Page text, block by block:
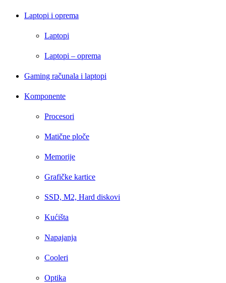
Laptopi i oprema
Laptopi
Laptopi – oprema
Gaming računala i laptopi
Komponente
Procesori
Matične ploče
Memorije
Grafičke kartice
SSD, M2, Hard diskovi
Kućišta
Napajanja
Cooleri
Optika